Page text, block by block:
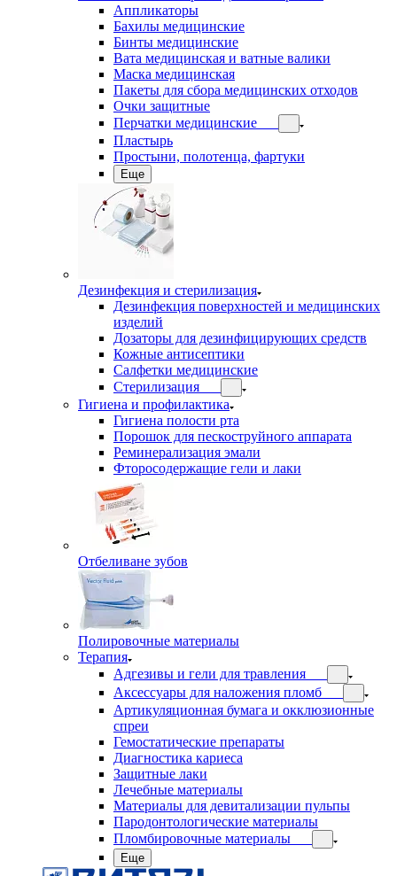
Аппликаторы
Бахилы медицинские
Бинты медицинские
Вата медицинская и ватные валики
Маска медицинская
Пакеты для сбора медицинских отходов
Очки защитные
Перчатки медицинские
Пластырь
Простыни, полотенца, фартуки
Еще
Дезинфекция и стерилизация
Дезинфекция поверхностей и медицинских
изделий
Дозаторы для дезинфицирующих средств
Кожные антисептики
Салфетки медицинские
Стерилизация
Гигиена и профилактика
Гигиена полости рта
Порошок для пескоструйного аппарата
Реминерализация эмали
Фторосодержащие гели и лаки
Отбеливане зубов
Полировочные материалы
Терапия
Адгезивы и гели для травления
Аксессуары для наложения пломб
Артикуляционная бумага и окклюзионные
спреи
Гемостатические препараты
Диагностика кариеса
Защитные лаки
Лечебные материалы
Материалы для девитализации пульпы
Пародонтологические материалы
Пломбировочные материалы
Еще